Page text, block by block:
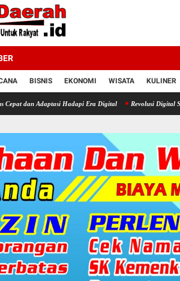
BISNIS EKONOMI WISATA KULINER
Hadapi Era Digital Revolusi Digital Sragen: Urus